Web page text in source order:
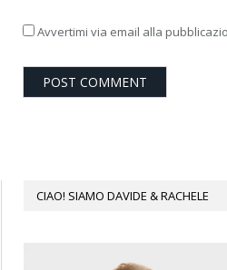
Avvertimi via email alla
CIAO! SIAMO DAVIDE & RACHELE